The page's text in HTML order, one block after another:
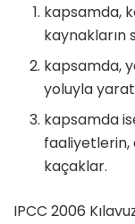
kapsamda,
kaynakların
kapsamda,
yoluyla
kapsamda
faaliyetlerin,
kaçaklar.
IPCC 2006